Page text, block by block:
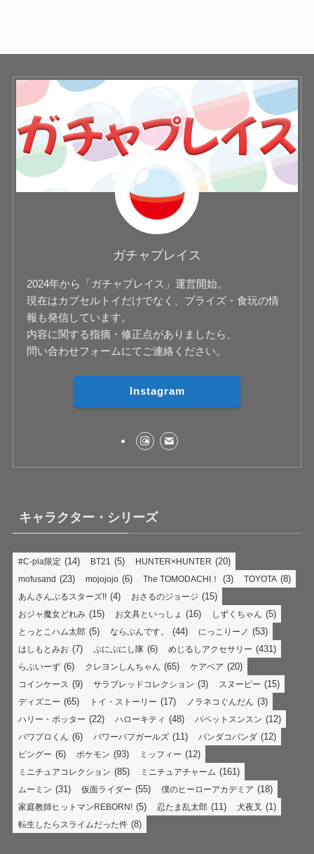
ガチャプレイス
2024年から「ガチャプレイス」運営開始。
現在はカプセルトイだけでなく、プライズ・食玩の情
報も発信しています。
内容に関する指摘・修正点がありましたら、
問い合わせフォームにてご連絡ください。
Instagram
キャラクター・シリーズ
#C-pla限定 (14) BT21 (5) HUNTER×HUNTER (20)
mofusand (23) mojojojo (6) The TOMODACHI！ (3) TOYOTA (8)
あんさんぶるスターズ!! (4) おさるのジョージ (15)
おジャ魔女どれみ (15) お文具といっしょ (16) しずくちゃん (5)
とっとこハム太郎 (5) ならぶんです。 (44) にっこりーノ (53)
はしもとみお (7) ぷにぷにし隊 (6) めじるしアクセサリー (431)
らぶいーず (6) クレヨンしんちゃん (65) ケアベア (20)
コインケース (9) サラブレッドコレクション (3) スヌーピー (15)
ディズニー (65) トイ・ストーリー (17) ノラネコぐんだん (3)
ハリー・ポッター (22) ハローキティ (48) パペットスンスン (12)
パワプロくん (6) パワーパフガールズ (11) パンダコパンダ (12)
ピングー (6) ポケモン (93) ミッフィー (12)
ミニチュアコレクション (85) ミニチュアチャーム (161)
ムーミン (31) 仮面ライダー (55) 僕のヒーローアカデミア (18)
家庭教師ヒットマンREBORN! (5) 忍たま乱太郎 (11) 犬夜叉 (1)
転生したらスライムだった件 (8)